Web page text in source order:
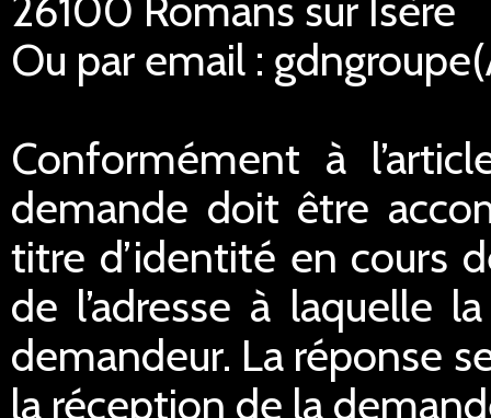
Ou par email :
Conformément à
demande doit être
titre d’identité en cours
de l’adresse à laquelle
demandeur. La réponse
la réception de la